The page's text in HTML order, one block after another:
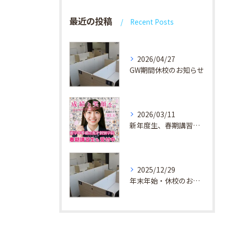
最近の投稿 Recent Posts
2026/04/27
GW期間休校のお知らせ
2026/03/11
新年度生、春期講習生 受付中！
2025/12/29
年末年始・休校のお知らせ